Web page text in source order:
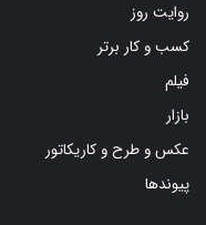
بازار
عکس و طرح و کاریکاتور
پیوندها
شبکه های اجتماعی